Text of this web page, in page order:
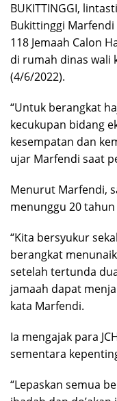
BUKITTINGGI,
Bukittinggi
118 Jemaah Calon
di rumah dinas wali
(4/6/2022).
“Untuk berangkat
kecukupan bidang
kesempatan dan
ujar Marfendi saat
Menurut Marfendi,
menunggu 20
“Kita bersyukur
berangkat
setelah tertunda
jamaah dapat
kata Marfendi.
Ia mengajak para
sementara
“Lepaskan semua